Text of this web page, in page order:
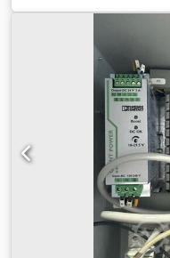
Schaltschrank, außen
Besichtigung vor Ort